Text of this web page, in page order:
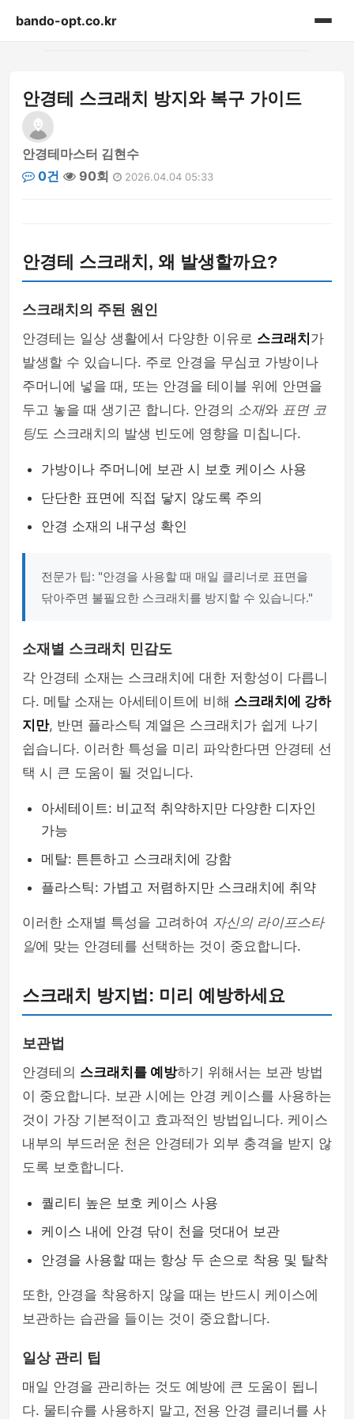
bando-opt.co.kr
게시판
안경테 스크래치 방지와 복구 가이드
안경테마스터 김현수
0건
90회 2026.04.04 05:33
안경테 스크래치, 왜 발생할까요?
스크래치의 주된 원인
안경테는 일상 생활에서 다양한 이유로 스크래치 가
발생할 수 있습니다. 주로 안경을 무심코 가방이나
주머니에 넣을 때, 또는 안경을 테이블 위에 안면을
두고 놓을 때 생기곤 합니다. 안경의 소재와 표면 코
팅도 스크래치의 발생 빈도에 영향을 미칩니다.
가방이나 주머니에 보관 시 보호 케이스 사용
단단한 표면에 직접 닿지 않도록 주의
안경 소재의 내구성 확인
전문가 팁: "안경을 사용할 때 매일 클리너로 표면을
닦아주면 불필요한 스크래치를 방지할 수 있습니다."
소재별 스크래치 민감도
각 안경테 소재는 스크래치에 대한 저항성이 다릅니
다. 메탈 소재는 아세테이트에 비해 스크래치에 강하
지만, 반면 플라스틱 계열은 스크래치가 쉽게 나기
쉽습니다. 이러한 특성을 미리 파악한다면 안경테 선
택 시 큰 도움이 될 것입니다.
아세테이트: 비교적 취약하지만 다양한 디자인
가능
메탈: 튼튼하고 스크래치에 강함
플라스틱: 가볍고 저렴하지만 스크래치에 취약
이러한 소재별 특성을 고려하여 자신의 라이프스타
일에 맞는 안경테를 선택하는 것이 중요합니다.
스크래치 방지법: 미리 예방하세요
보관법
안경테의 스크래치를 예방하기 위해서는 보관 방법
이 중요합니다. 보관 시에는 안경 케이스를 사용하는
것이 가장 기본적이고 효과적인 방법입니다. 케이스
내부의 부드러운 천은 안경테가 외부 충격을 받지 않
도록 보호합니다.
퀄리티 높은 보호 케이스 사용
케이스 내에 안경 닦이 천을 덧대어 보관
안경을 사용할 때는 항상 두 손으로 착용 및 탈착
또한, 안경을 착용하지 않을 때는 반드시 케이스에
보관하는 습관을 들이는 것이 중요합니다.
일상 관리 팁
매일 안경을 관리하는 것도 예방에 큰 도움이 됩니
다. 물티슈를 사용하지 말고, 전용 안경 클리너를 사